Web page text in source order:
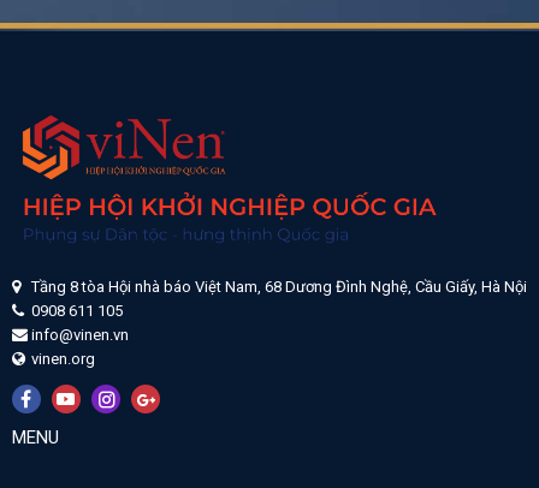
Tầng 8 tòa Hội nhà báo Việt Nam, 68 Dương Đình Nghệ, Cầu Giấy, Hà Nội
0908 611 105
info@vinen.vn
vinen.org
MENU